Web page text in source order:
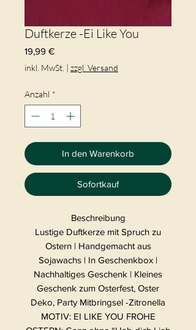
Duftkerze -Ei Like You
19,99 €Preis
inkl. MwSt. | zzgl. Versand
Anzahl *
In den Warenkorb
Sofortkauf
Beschreibung
Lustige Duftkerze mit Spruch zu
Ostern | Handgemacht aus
Sojawachs | In Geschenkbox |
Nachhaltiges Geschenk | Kleines
Geschenk zum Osterfest, Oster
Deko, Party Mitbringsel -Zitronella
MOTIV: EI LIKE YOU FROHE